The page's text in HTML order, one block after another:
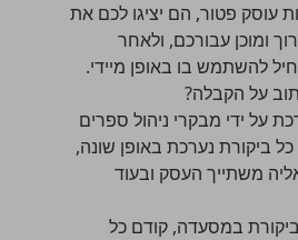
עוסק פטור, הם יציגו לכם את
ומוכן עבורכם, ולאחר
להשתמש בו באופן מיידי.
על הקבלה?
על ידי מבקרי ניהול ספרים
ביקורת נערכת באופן שונה,
משתייך העסק ובעוד
במסעדה, קודם כל